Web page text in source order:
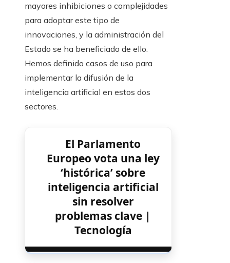
mayores inhibiciones o complejidades
para adoptar este tipo de
innovaciones, y la administración del
Estado se ha beneficiado de ello.
Hemos definido casos de uso para
implementar la difusión de la
inteligencia artificial en estos dos
sectores.
El Parlamento
Europeo vota una ley
‘histórica’ sobre
inteligencia artificial
sin resolver
problemas clave |
Tecnología